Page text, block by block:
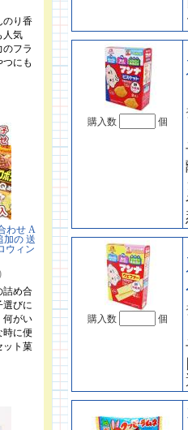
のり香
人気
フラ
にも
わせ A
加の 送
ウィン
詰め合
選びに
何がい
時に便
ット菓
購入数 個
購入数 個